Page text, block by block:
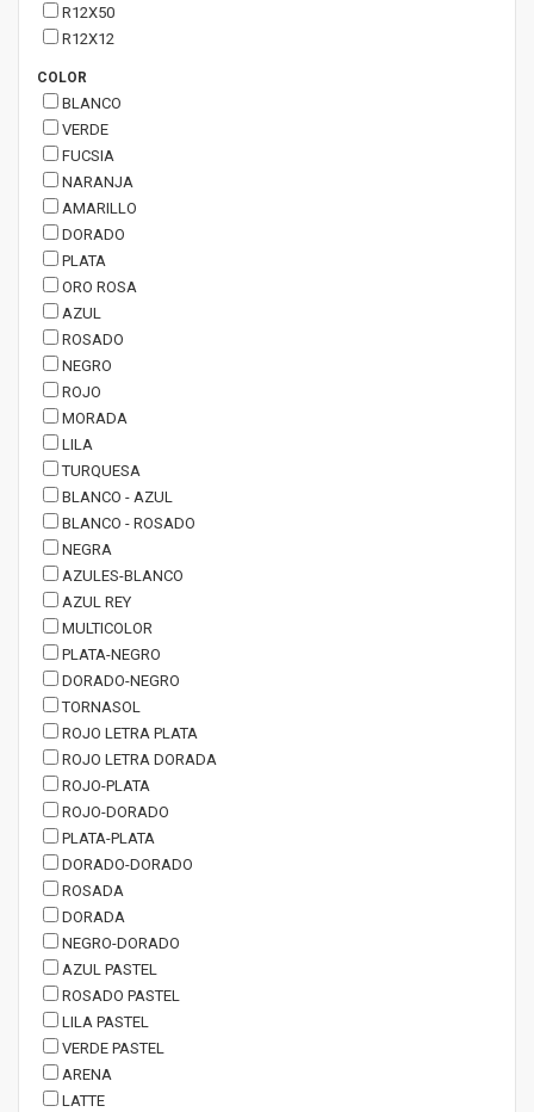
R12X50
R12X12
COLOR
BLANCO
VERDE
FUCSIA
NARANJA
AMARILLO
DORADO
PLATA
ORO ROSA
AZUL
ROSADO
NEGRO
ROJO
MORADA
LILA
TURQUESA
BLANCO - AZUL
BLANCO - ROSADO
NEGRA
AZULES-BLANCO
AZUL REY
MULTICOLOR
PLATA-NEGRO
DORADO-NEGRO
TORNASOL
ROJO LETRA PLATA
ROJO LETRA DORADA
ROJO-PLATA
ROJO-DORADO
PLATA-PLATA
DORADO-DORADO
ROSADA
DORADA
NEGRO-DORADO
AZUL PASTEL
ROSADO PASTEL
LILA PASTEL
VERDE PASTEL
ARENA
LATTE